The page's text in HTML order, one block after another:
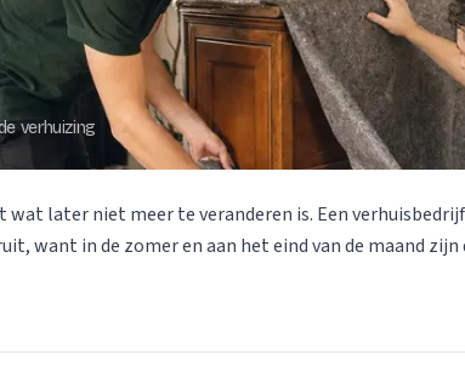
verhuizing
wat later niet meer te veranderen is. Een
want in de zomer en aan het eind van de maand zijn